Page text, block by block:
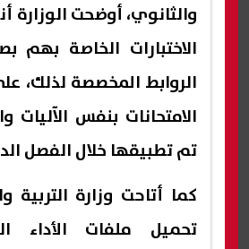
والثانوي، أوضحت الوزارة
الروابط المخصصة لذلك،
الامتحانات بنفس الآليات
تم تطبيقها خلال الفصل
كما أتاحت وزارة التربية
تحميل ملفات الأداء